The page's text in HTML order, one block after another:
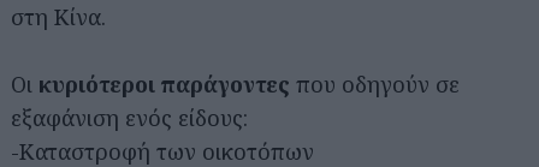
στη Κίνα.
Οι κυριότεροι παράγοντες που οδηγούν σε
εξαφάνιση ενός είδους:
-Καταστροφή των οικοτόπων